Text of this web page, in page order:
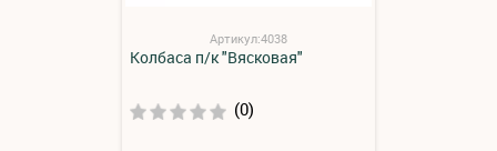
Артикул:4038
Колбаса п/к "Вясковая"
(0)